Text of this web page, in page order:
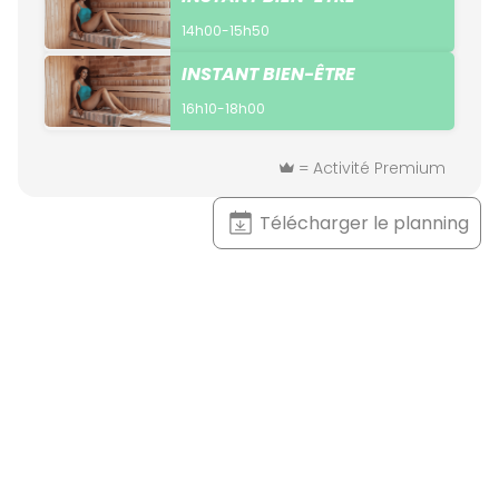
14h00-15h50
INSTANT BIEN-ÊTRE
16h10-18h00
= Activité Premium
Télécharger le planning